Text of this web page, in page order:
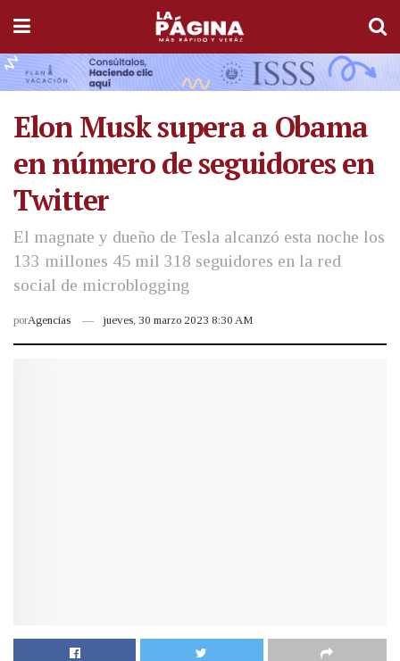
Elon Musk supera a Obama
en número de seguidores en
Twitter
El magnate y dueño de Tesla alcanzó esta noche los
133 millones 45 mil 318 seguidores en la red
social de microblogging
porAgencias jueves, 30 marzo 2023 8:30 AM